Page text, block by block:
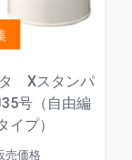
Xスタンパ
号（自由編
イプ）
売価格